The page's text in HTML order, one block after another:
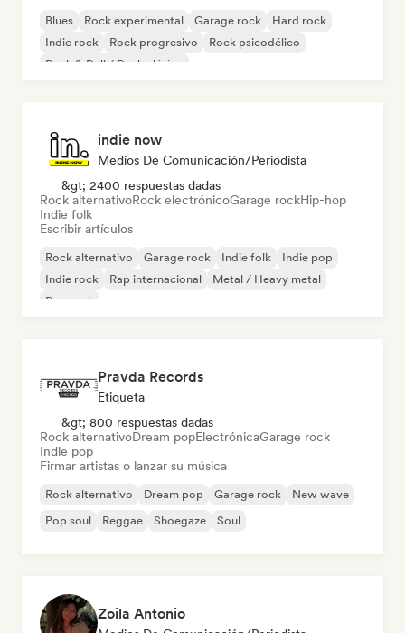
Blues Rock experimental Garage rock
Hard rock
Indie rock
Rock progresivo
Rock psicodélico
Rock & Roll / Rock clásico
indie now
Medios De Comunicación/Periodista
&gt; 2400 respuestas dadas
Rock alternativoRock electrónicoGarage rockHip-hop
Indie folk
Escribir artículos
Rock alternativo Garage rock Indie folk
Indie pop
Indie rock
Rap internacional
Metal / Heavy metal
Pop rock
Pravda Records
Etiqueta
&gt; 800 respuestas dadas
Rock alternativoDream popElectrónicaGarage rock
Indie pop
Firmar artistas o lanzar su música
Rock alternativo Dream pop Garage rock
New wave
Pop soul
Reggae Shoegaze Soul
Zoila Antonio